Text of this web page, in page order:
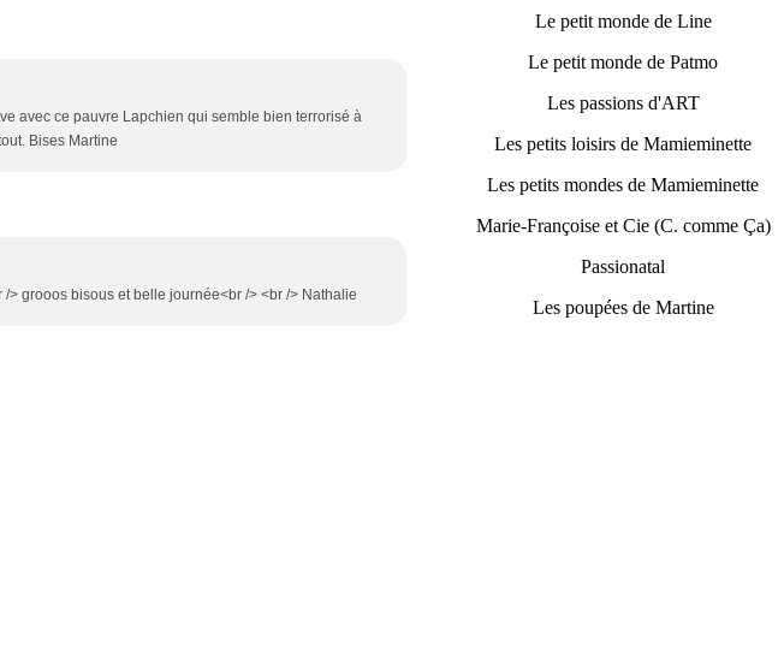
avec ce pauvre Lapchien qui semble bien terrorisé à
Bises Martine
> grooos bisous et belle journée<br /> <br /> Nathalie
Le petit monde de Line
Le petit monde de Patmo
Les passions d'ART
Les petits loisirs de Mamieminette
Les petits mondes de Mamieminette
Marie-Françoise et Cie (C. comme Ça)
Passionatal
Les poupées de Martine